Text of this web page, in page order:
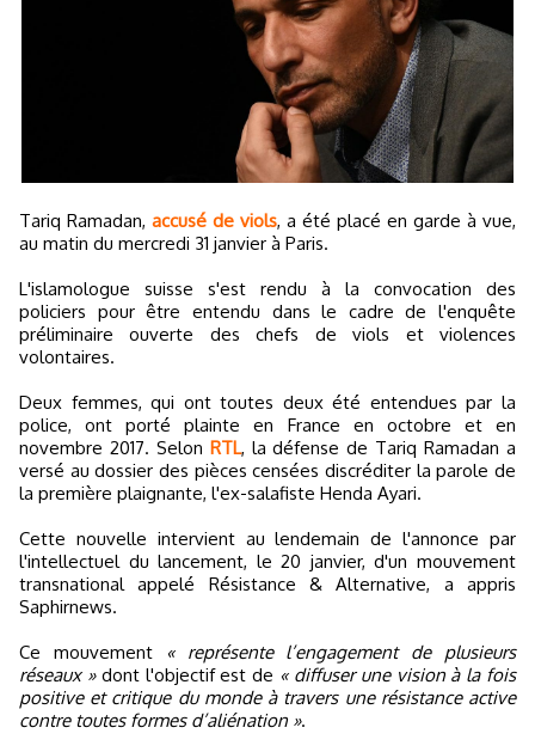
Tariq Ramadan, accusé de viols, a été placé en garde à vue,
au matin du mercredi 31 janvier à Paris.
L'islamologue suisse s'est rendu à la convocation des
policiers pour être entendu dans le cadre de l'enquête
préliminaire ouverte des chefs de viols et violences
volontaires.
Deux femmes, qui ont toutes deux été entendues par la
police, ont porté plainte en France en octobre et en
novembre 2017. Selon RTL, la défense de Tariq Ramadan a
versé au dossier des pièces censées discréditer la parole de
la première plaignante, l'ex-salafiste Henda Ayari.
Cette nouvelle intervient au lendemain de l'annonce par
l'intellectuel du lancement, le 20 janvier, d'un mouvement
transnational appelé Résistance & Alternative, a appris
Saphirnews.
Ce mouvement
« représente l’engagement de plusieurs
réseaux »dont l'objectif est de « diffuser une vision à la fois
positive et critique du monde à travers une résistance active
contre toutes formes d’aliénation ».